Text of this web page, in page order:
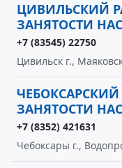
ЦИВИЛЬСКИЙ
ЗАНЯТОСТИ
+7 (83545) 22750
Цивильск г.,
ЗАНЯТОСТИ
+7 (8352) 421631
Чебоксары г.,